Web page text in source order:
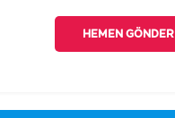
HEMEN GÖNDER